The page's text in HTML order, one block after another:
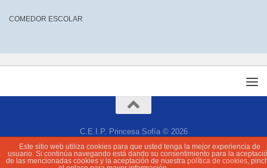
COMEDOR ESCOLAR
C.E.I.P. Princesa Sofía © 2026
Este sitio web utiliza cookies para que usted tenga la mejor experiencia de
usuario. Si continúa navegando está dando su consentimiento para la
de las mencionadas cookies y la aceptación de nuestra política de cookies,